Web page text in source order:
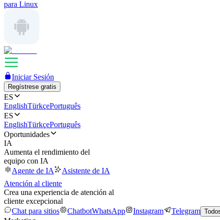
para Linux
Iniciar Sesión
Regístrese gratis
ES
EnglishTürkçePortuguês
ES
EnglishTürkçePortuguês
Oportunidades
IA
Aumenta el rendimiento del
equipo con IA
Agente de IA
Asistente de IA
Atención al cliente
Crea una experiencia de atención al
cliente excepcional
Chat para sitios
ChatbotWhatsApp Instagram Telegram